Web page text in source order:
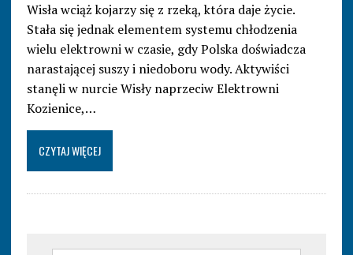
Wisła wciąż kojarzy się z rzeką, która daje życie.
Stała się jednak elementem systemu chłodzenia
wielu elektrowni w czasie, gdy Polska doświadcza
narastającej suszy i niedoboru wody. Aktywiści
stanęli w nurcie Wisły naprzeciw Elektrowni
Kozienice,…
CZYTAJ WIĘCEJ